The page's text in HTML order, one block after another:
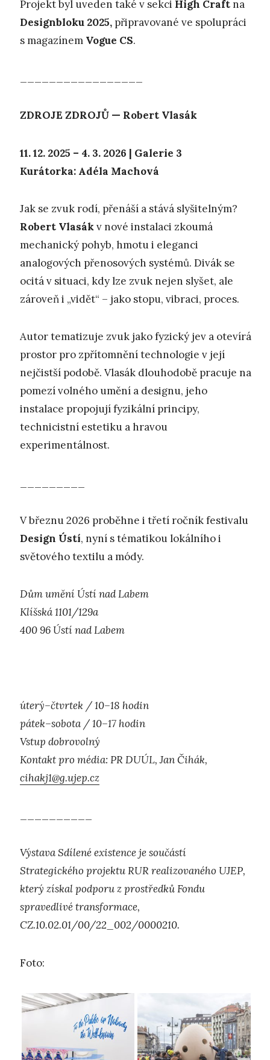
Projekt byl uveden také v sekci High Craftna
Designbloku 2025, připravované ve spolupráci
s magazínem Vogue CS.
ZDROJE ZDROJŮ — Robert Vlasák
11. 12. 2025 – 4. 3. 2026 | Galerie 3
Kurátorka: Adéla Machová
Jak se zvuk rodí, přenáší a stává slyšitelným?
Robert Vlasákv nové instalaci zkoumá
mechanický pohyb, hmotu i eleganci
analogových přenosových systémů. Divák se
ocitá v situaci, kdy lze zvuk nejen slyšet, ale
zároveň i „vidět“ – jako stopu, vibraci, proces.
Autor tematizuje zvuk jako fyzický jev a otevírá
prostor pro zpřítomnění technologie v její
nejčistší podobě. Vlasák dlouhodobě pracuje na
pomezí volného umění a designu, jeho
instalace propojují fyzikální principy,
technicistní estetiku a hravou
experimentálnost.
V březnu 2026 proběhne i třetí ročník festivalu
Design Ústí, nyní s tématikou lokálního i
světového textilu a módy.
Dům umění Ústí nad Labem
Klíšská 1101/129a
400 96 Ústí nad Labem
úterý–čtvrtek / 10–18 hodin
pátek–sobota / 10–17 hodin
Vstup dobrovolný
Kontakt pro média: PR DUÚL, Jan Čihák,
cihakj1@g.ujep.cz
Výstava Sdílené existence je součástí
Strategického projektu RUR realizovaného UJEP,
který získal podporu z prostředků Fondu
spravedlivé transformace,
CZ.10.02.01/00/22_002/0000210.
Foto: